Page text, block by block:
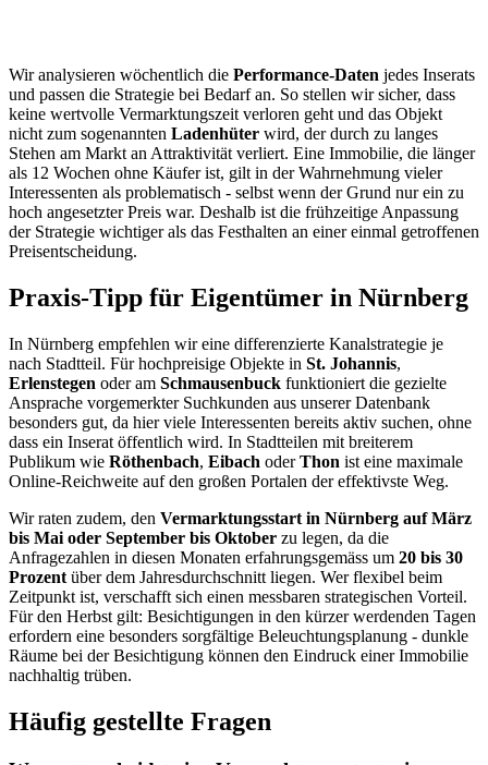
Wir analysieren wöchentlich die Performance-Daten jedes Inserats
und passen die Strategie bei Bedarf an. So stellen wir sicher, dass
keine wertvolle Vermarktungszeit verloren geht und das Objekt
nicht zum sogenannten Ladenhüter wird, der durch zu langes
Stehen am Markt an Attraktivität verliert. Eine Immobilie, die länger
als 12 Wochen ohne Käufer ist, gilt in der Wahrnehmung vieler
Interessenten als problematisch - selbst wenn der Grund nur ein zu
hoch angesetzter Preis war. Deshalb ist die frühzeitige Anpassung
der Strategie wichtiger als das Festhalten an einer einmal getroffenen
Preisentscheidung.
Praxis-Tipp für Eigentümer in Nürnberg
In Nürnberg empfehlen wir eine differenzierte Kanalstrategie je
nach Stadtteil. Für hochpreisige Objekte in St. Johannis,
Erlenstegen oder am Schmausenbuck funktioniert die gezielte
Ansprache vorgemerkter Suchkunden aus unserer Datenbank
besonders gut, da hier viele Interessenten bereits aktiv suchen, ohne
dass ein Inserat öffentlich wird. In Stadtteilen mit breiterem
Publikum wie Röthenbach, Eibach oderThon ist eine maximale
Online-Reichweite auf den großen Portalen der effektivste Weg.
Wir raten zudem, den Vermarktungsstart in Nürnberg auf März
bis Mai oder September bis Oktober zu legen, da die
Anfragezahlen in diesen Monaten erfahrungsgemäss um 20 bis 30
Prozent über dem Jahresdurchschnitt liegen. Wer flexibel beim
Zeitpunkt ist, verschafft sich einen messbaren strategischen Vorteil.
Für den Herbst gilt: Besichtigungen in den kürzer werdenden Tagen
erfordern eine besonders sorgfältige Beleuchtungsplanung - dunkle
Räume bei der Besichtigung können den Eindruck einer Immobilie
nachhaltig trüben.
Häufig gestellte Fragen